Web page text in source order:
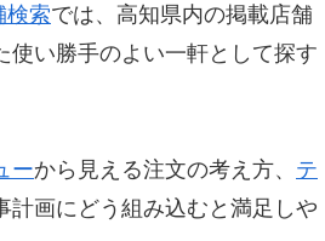
検索では、高知県内の掲載店舗
使い勝手のよい一軒として探す
ーから見える注文の考え方、 テ
計画にどう組み込むと満足しや